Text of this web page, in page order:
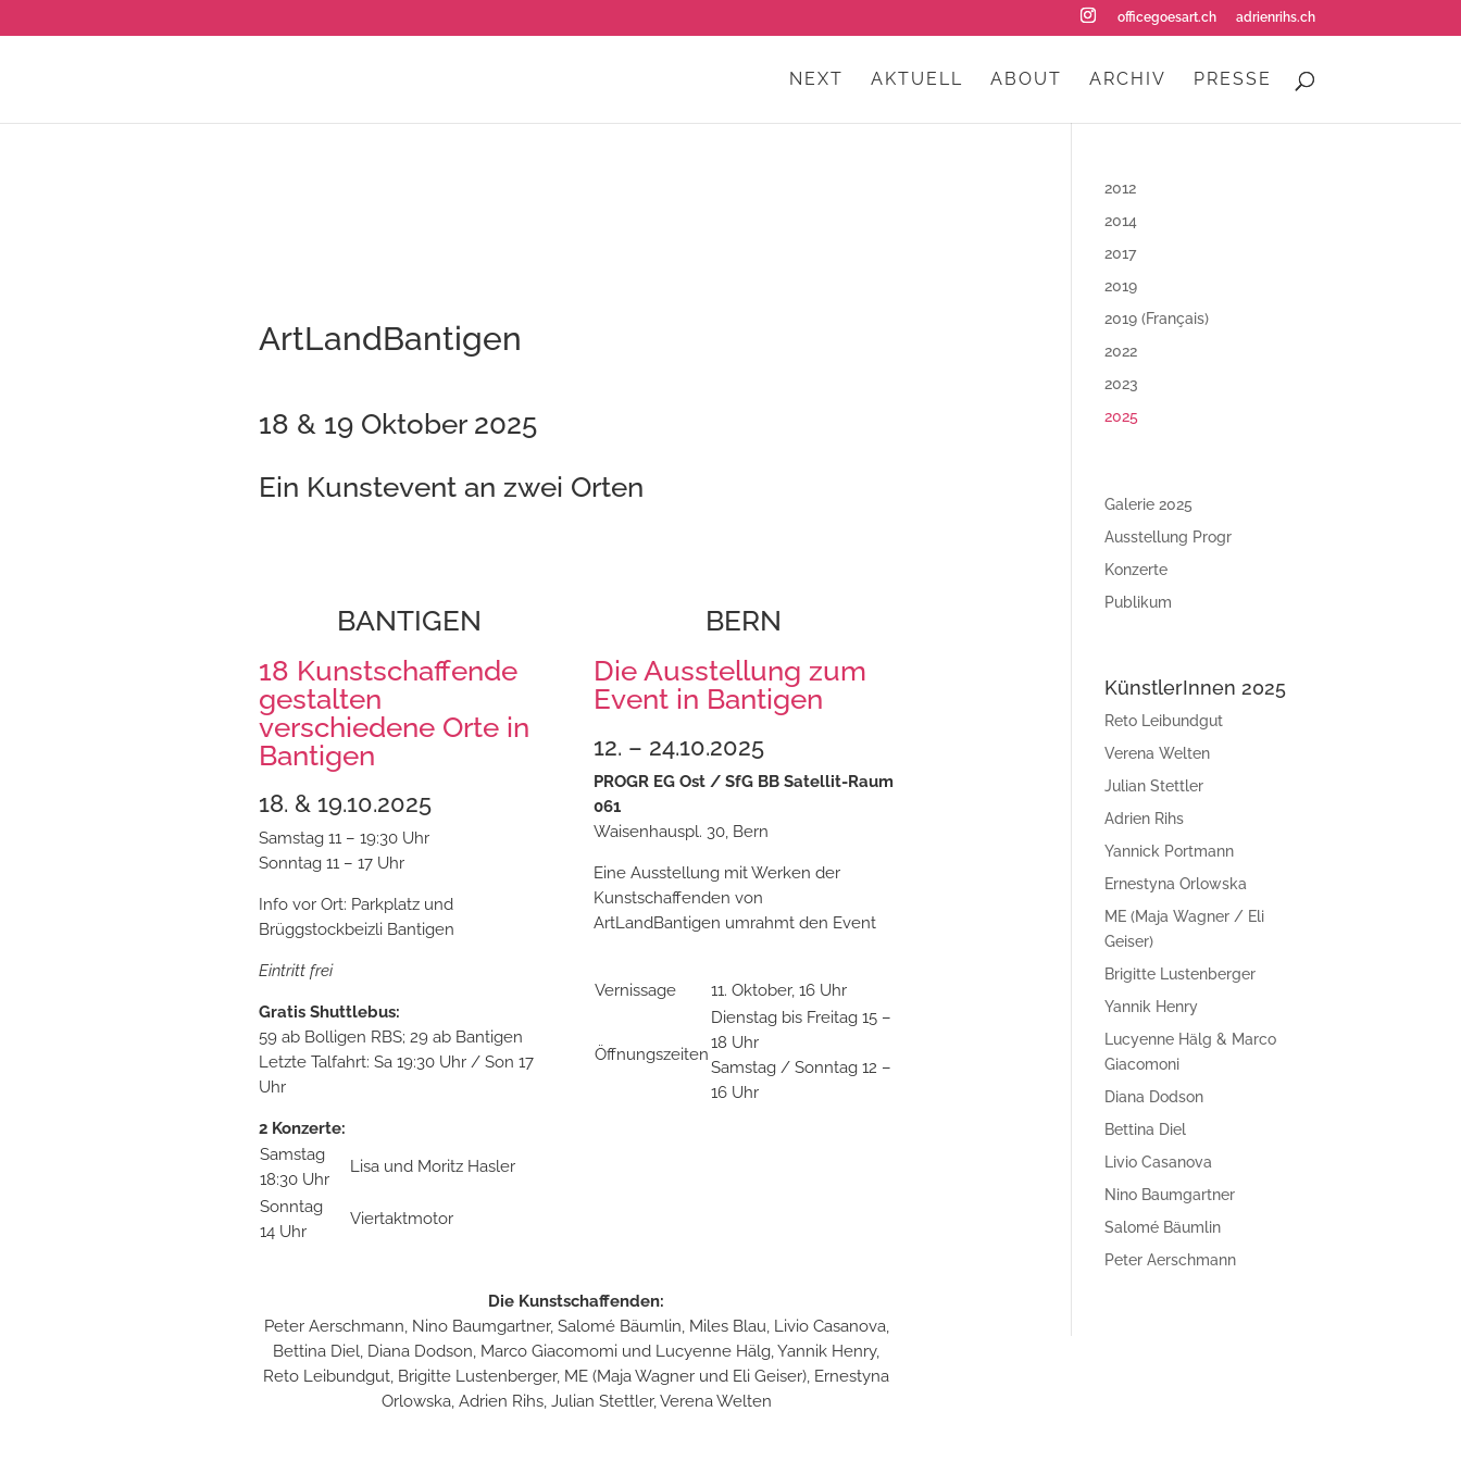
officegoesart.ch adrienrihs.ch
NEXT AKTUELL ABOUT ARCHIV PRESSE
ArtLandBantigen
18 & 19 Oktober 2025
Ein Kunstevent an zwei Orten
BANTIGEN
18 Kunstschaffende
gestalten
verschiedene Orte in
Bantigen
18. & 19.10.2025
Samstag 11 – 19:30 Uhr
Sonntag 11 – 17 Uhr
Info vor Ort: Parkplatz und
Brüggstockbeizli Bantigen
Eintritt frei
Gratis Shuttlebus:
59 ab Bolligen RBS; 29 ab Bantigen
Letzte Talfahrt: Sa 19:30 Uhr / Son 17
Uhr
2 Konzerte:
Samstag
18:30 Uhr
Lisa und Moritz Hasler
Sonntag
14 Uhr
Viertaktmotor
BERN
Die Ausstellung zum
Event in Bantigen
12. – 24.10.2025
PROGR EG Ost /SfG BB Satellit-Raum
061
Waisenhauspl. 30, Bern
Eine Ausstellung mit Werken der
Kunstschaffenden von
ArtLandBantigen umrahmt den Event
Vernissage 11. Oktober, 16 Uhr
Öffnungszeiten
Dienstag bis Freitag 15 –
18 Uhr
Samstag / Sonntag 12 –
16 Uhr
Die Kunstschaffenden:
Peter Aerschmann, Nino Baumgartner, Salomé Bäumlin, Miles Blau, Livio Casanova,
Bettina Diel, Diana Dodson, Marco Giacomomi und Lucyenne Hälg, Yannik Henry,
Reto Leibundgut, Brigitte Lustenberger, ME (Maja Wagner und Eli Geiser), Ernestyna
Orlowska, Adrien Rihs, Julian Stettler, Verena Welten
2012
2014
2017
2019
2019 (Français)
2022
2023
2025
Galerie 2025
Ausstellung Progr
Konzerte
Publikum
KünstlerInnen 2025
Reto Leibundgut
Verena Welten
Julian Stettler
Adrien Rihs
Yannick Portmann
Ernestyna Orlowska
ME (Maja Wagner / Eli
Geiser)
Brigitte Lustenberger
Yannik Henry
Lucyenne Hälg & Marco
Giacomoni
Diana Dodson
Bettina Diel
Livio Casanova
Nino Baumgartner
Salomé Bäumlin
Peter Aerschmann